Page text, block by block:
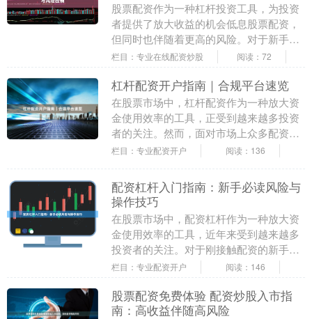
股票配资作为一种杠杆投资工具，为投资
者提供了放大收益的机会低息股票配资，
但同时也伴随着更高的风险。对于新手而
言，理解其操作流程并掌握风险控制方法
栏目：专业在线配资炒股 阅读：72
杠杆配资开户指南｜合规平台速览
在股票市场中，杠杆配资作为一种放大资
金使用效率的工具，正受到越来越多投资
者的关注。然而，面对市场上众多配资平
台新疆配资平台，如何选择合规、安全的
栏目：专业配资开户 阅读：136
配资杠杆入门指南：新手必读风险与
操作技巧
在股票市场中，配资杠杆作为一种放大资
金使用效率的工具，近年来受到越来越多
投资者的关注。对于刚接触配资的新手来
说，理解杠杆原理、掌握风险控制技巧至
栏目：专业配资开户 阅读：146
股票配资免费体验 配资炒股入市指
南：高收益伴随高风险